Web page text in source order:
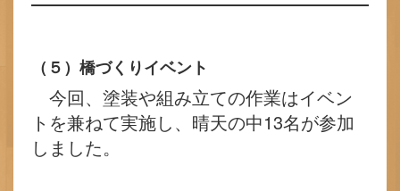
（５）橋づくりイベント
今回、塗装や組み立ての作業はイベン
トを兼ねて実施し、晴天の中13名が参加
しました。